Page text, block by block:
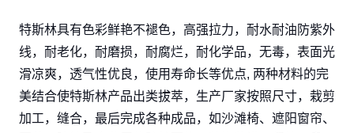
特斯林具有色彩鲜艳不褪色，高强拉力，耐水耐油防紫外
线，耐老化，耐磨损，耐腐烂，耐化学品，无毒，表面光
滑凉爽，透气性优良，使用寿命长等优点, 两种材料的完
美结合使特斯林产品出类拔萃，生产厂家按照尺寸，栽剪
加工，缝合，最后完成各种成品，如沙滩椅、遮阳窗帘、